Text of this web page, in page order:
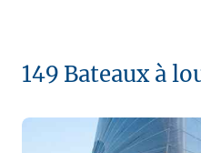
149 Bateaux à